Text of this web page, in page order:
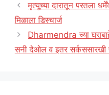
मृत्यूच्या दारातून परतला
मिळाला डिस्चार्ज
Dharmendra च्या
सनी देओल व इतर सर्कससारखी